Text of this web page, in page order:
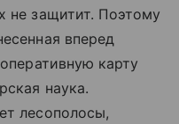
не защитит. Поэтому
вперед
карту
наука.
лесополосы,